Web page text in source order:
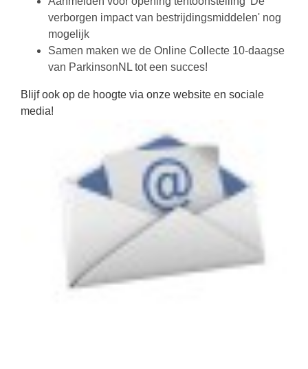
verborgen impact van bestrijdingsmiddelen' nog
mogelijk
Samen maken we de Online Collecte 10-daagse
van ParkinsonNL tot een succes!
Blijf ook op de hoogte via onze website en sociale
media!